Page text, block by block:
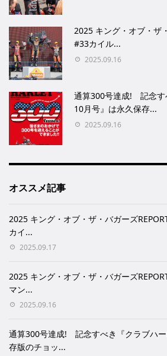
2025 キング・オブ・ザ
#33カイル...
2025.09.16
通算300号達成! 記念す
10月号』は永久保存...
2025.09.16
オススメ記事
2025 キング・オブ・ザ・バガーズ
カイ...
2025.09.17
2025 キング・オブ・ザ・バガーズ
マン...
2025.09.16
通算300号達成! 記念すべき『クラブハ
存版のチョッ...